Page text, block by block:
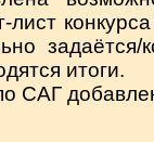
лист
итоги.
САГ